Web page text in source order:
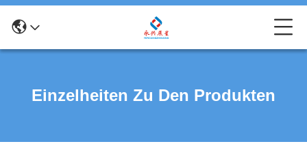
Einzelheiten Zu Den Produkten